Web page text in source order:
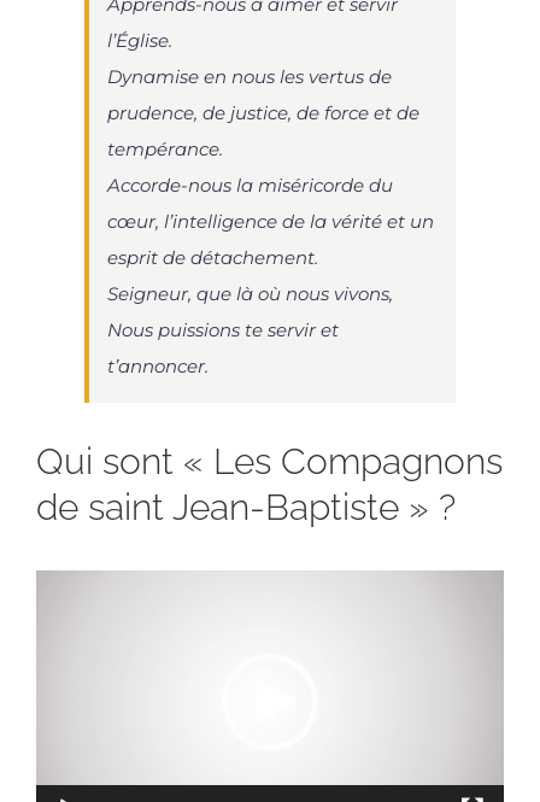
Apprends-nous à aimer et servir
l’Église.
Dynamise en nous les vertus de
prudence, de justice, de force et de
tempérance.
Accorde-nous la miséricorde du
cœur, l’intelligence de la vérité et un
esprit de détachement.
Seigneur, que là où nous vivons,
Nous puissions te servir et
t’annoncer.
Qui sont « Les Compagnons
de saint Jean-Baptiste » ?